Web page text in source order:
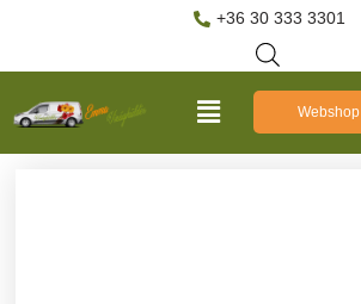
+36 30 333 3301
Webshop